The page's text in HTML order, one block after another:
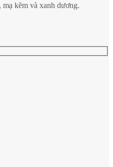
kẽm và xanh dương.